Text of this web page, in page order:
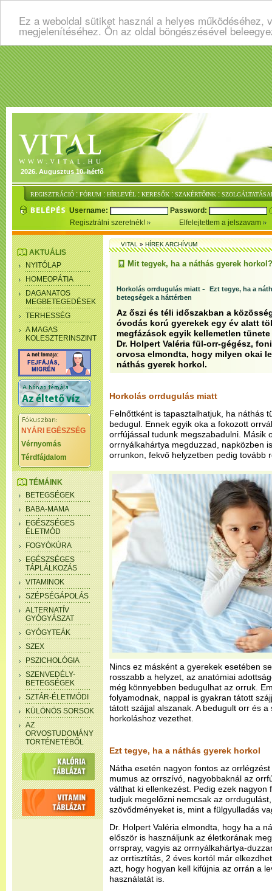
Ez a weboldal sütiket használ a helyes
megjelenítéséhez. Ön az oldal böngészésével
2026. Augusztus 10. hétfő
REGISZTRÁCIÓ : FÓRUM : HÍRLEVÉL : KERESŐK : SZAKÉRTŐINK :
Username:
Password:
Regisztrálni szeretnék!
Elfelejtettem a jelszavam
AKTUÁLIS
NYITÓLAP
HOMEOPÁTIA
DAGANATOS
MEGBETEGEDÉSEK
TERHESSÉG
A MAGAS
KOLESZTERINSZINT
NYÁRI EGÉSZSÉG
Vérnyomás
Térdfájdalom
TÉMÁINK
BETEGSÉGEK
BABA-MAMA
EGÉSZSÉGES
ÉLETMÓD
FOGYÓKÚRA
EGÉSZSÉGES
TÁPLÁLKOZÁS
VITAMINOK
SZÉPSÉGÁPOLÁS
ALTERNATÍV
GYÓGYÁSZAT
GYÓGYTEÁK
SZEX
PSZICHOLÓGIA
SZENVEDÉLY-
BETEGSÉGEK
SZTÁR-ÉLETMÓDI
KÜLÖNÖS SORSOK
AZ
ORVOSTUDOMÁNY
TÖRTÉNETÉBŐL
VITAL»HÍREK ARCHÍVUM
Mit tegyek, ha a náthás gyerek horkol?
Horkolás orrdugulás miatt - Ezt tegye, ha a
betegségek a háttérben
Az őszi és téli időszakban a
óvodás korú gyerekek egy év alatt
megfázások egyik kellemetlen
Dr. Holpert Valéria fül-orr-gégész,
orvosa elmondta, hogy milyen okai
náthás gyerek horkol.
Horkolás orrdugulás miatt
Felnőttként is tapasztalhatjuk, ha náthás
bedugul. Ennek egyik oka a fokozott
orrfújással tudunk megszabadulni. Másik
orrnyálkahártya megduzzad, napközben
orrunkon, fekvő helyzetben pedig tovább
Nincs ez másként a gyerekek esetében
rosszabb a helyzet, az anatómiai
még könnyebben bedugulhat az orruk.
folyamodnak, nappal is gyakran tátott
tátott szájjal alszanak. A bedugult orr és
horkoláshoz vezethet.
Ezt tegye, ha a náthás gyerek horkol
Nátha esetén nagyon fontos az
mumus az orrszívó, nagyobbaknál az
válthat ki ellenkezést. Pedig ezek
tudjuk megelőzni nemcsak az
szövődményeket is, mint a fülgyulladás
Dr. Holpert Valéria elmondta, hogy ha a
először is használjunk az életkorának
orrspray, vagyis az orrnyálkahártya-
az orrtisztítás, 2 éves kortól már
azt, hogy hogyan kell kifújnia az orrán a
használatát is.